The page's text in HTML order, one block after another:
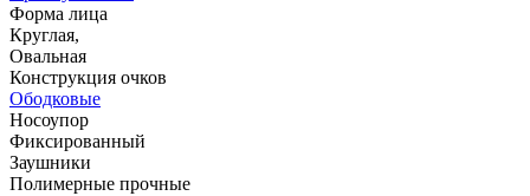
Форма лица
Круглая,
Овальная
Конструкция очков
Ободковые
Носоупор
Фиксированный
Заушники
Полимерные прочные